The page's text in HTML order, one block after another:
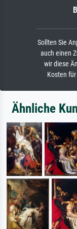
Sollten Sie
auch einen
wir diese
Kosten
Ähnliche